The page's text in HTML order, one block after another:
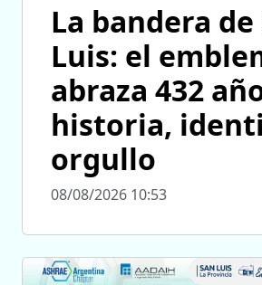
La bandera de
Luis: el
abraza 432
historia,
orgullo
08/08/2026 10:53